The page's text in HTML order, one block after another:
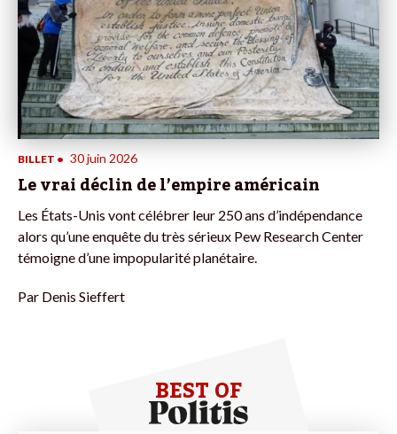
BILLET • 30 juin 2026
Le vrai déclin de l’empire américain
Les États-Unis vont célébrer leur 250 ans d’indépendance
alors qu’une enquête du très sérieux Pew Research Center
témoigne d’une impopularité planétaire.
Par Denis Sieffert
BEST OF